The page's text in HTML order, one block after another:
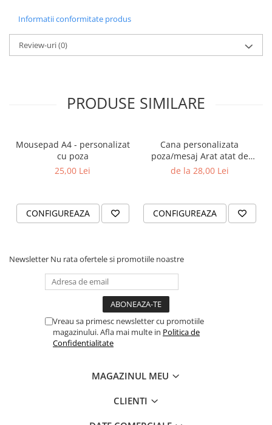
Informatii conformitate produs
Review-uri(0)
PRODUSE SIMILARE
Mousepad A4 - personalizat
cu poza
25,00 Lei
CONFIGUREAZA
Cana personalizata
poza/mesaj Arat atat de
bine
de la 28,00 Lei
CONFIGUREAZA
Newsletter Nu rata ofertele si promotiile noastre
Vreau sa primesc newsletter cu promotiile
magazinului. Afla mai multe in Politica de
Confidentialitate
MAGAZINUL MEU
CLIENTI